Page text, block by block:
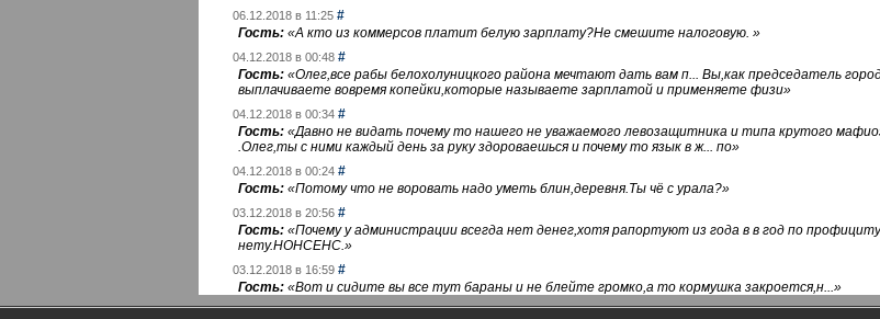
06.12.2018 в 11:25 #
Гость: «А кто из коммерсов платит белую зарплату?Не смешите налоговую. »
04.12.2018 в 00:48 #
Гость: «Олег,все рабы белохолуницкого района мечтают дать вам п... Вы,как председатель
выплачиваете вовремя копейки,которые называете зарплатой и применяете физи»
04.12.2018 в 00:34 #
Гость: «Давно не видать почему то нашего не уважаемого левозащитника и типа крутого
.Олег,ты с ними каждый день за руку здороваешься и почему то язык в ж... по»
04.12.2018 в 00:24 #
Гость: «Потому что не воровать надо уметь блин,деревня.Ты чё с урала?»
03.12.2018 в 20:56 #
Гость: «Почему у администрации всегда нет денег,хотя рапортуют из года в в год по
нету.НОНСЕНС.»
03.12.2018 в 16:59 #
Гость: «Вот и сидите вы все тут бараны и не блейте громко,а то кормушка закроется,н...»